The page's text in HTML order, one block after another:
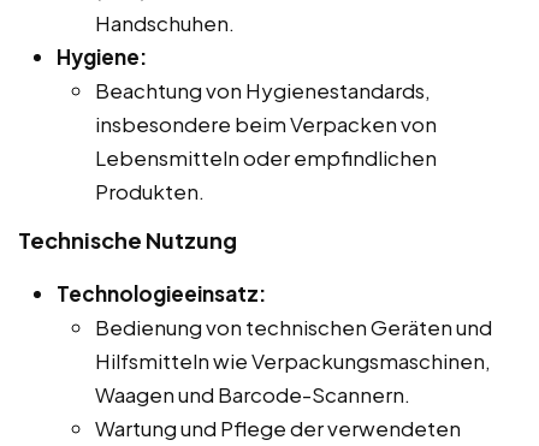
Handschuhen.
Hygiene:
Beachtung von Hygienestandards,
insbesondere beim Verpacken von
Lebensmitteln oder empfindlichen
Produkten.
Technische Nutzung
Technologieeinsatz:
Bedienung von technischen Geräten und
Hilfsmitteln wie Verpackungsmaschinen,
Waagen und Barcode-Scannern.
Wartung und Pflege der verwendeten